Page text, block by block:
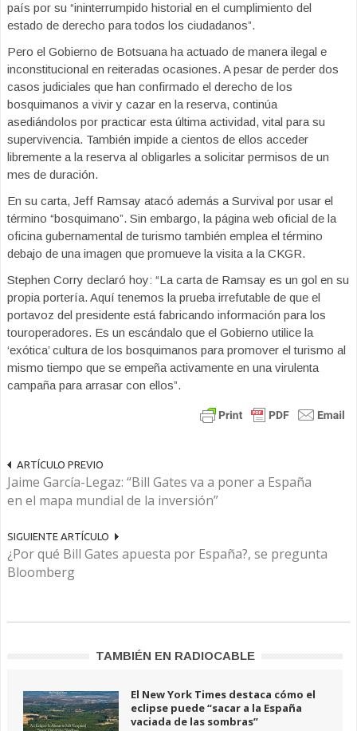
país por su “ininterrumpido historial en el cumplimiento del
estado de derecho para todos los ciudadanos”.
Pero el Gobierno de Botsuana ha actuado de manera ilegal e
inconstitucional en reiteradas ocasiones. A pesar de perder dos
casos judiciales que han confirmado el derecho de los
bosquimanos a vivir y cazar en la reserva, continúa
asediándolos por practicar esta última actividad, vital para su
supervivencia. También impide a cientos de ellos acceder
libremente a la reserva al obligarles a solicitar permisos de un
mes de duración.
En su carta, Jeff Ramsay atacó además a Survival por usar el
término “bosquimano”. Sin embargo, la página web oficial de la
oficina gubernamental de turismo también emplea el término
debajo de una imagen que promueve la visita a la CKGR.
Stephen Corry declaró hoy: “La carta de Ramsay es un gol en su
propia portería. Aquí tenemos la prueba irrefutable de que el
portavoz del presidente está fabricando información para los
touroperadores. Es un escándalo que el Gobierno utilice la
‘exótica’ cultura de los bosquimanos para promover el turismo al
mismo tiempo que se empeña activamente en una virulenta
campaña para arrasar con ellos”.
ARTÍCULO PREVIO
Jaime García-Legaz: “Bill Gates va a poner a España
en el mapa mundial de la inversión”
SIGUIENTE ARTÍCULO
¿Por qué Bill Gates apuesta por España?, se pregunta
Bloomberg
TAMBIÉN EN RADIOCABLE
El New York Times destaca cómo el
eclipse puede “sacar a la España
vaciada de las sombras”